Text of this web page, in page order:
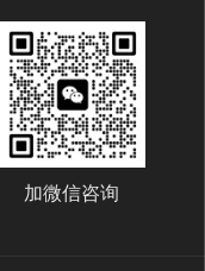
加微信咨询